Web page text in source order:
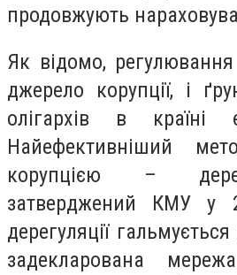
продовжують
Як відомо,
джерело корупції, і
олігархів в
Найефективніший
корупцією –
затверджений КМУ у
дерегуляції
задекларована